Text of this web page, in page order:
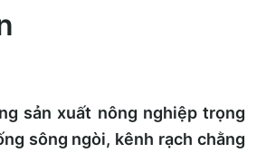
sản xuất nông nghiệp trọng
sông ngòi, kênh rạch chằng